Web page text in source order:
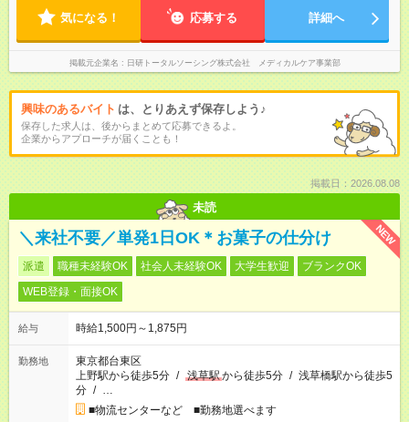
気になる！ 応募する 詳細へ
掲載元企業名 日研トータルソーシング株式会社 メディカルケア事業部
興味のあるバイト は、とりあえず保存しよう♪
保存した求人は、後からまとめて応募できるよ。
企業からアプローチが届くことも！
掲載日：2026.08.08
未読
NEW
＼来社不要／単発1日OK＊お菓子の仕分け
派遣 職種未経験OK 社会人未経験OK 大学生歓迎
ブランクOK
WEB登録・面接OK
給与 時給1,500円～1,875円
勤務地
東京都台東区
上野駅から徒歩5分 / 浅草駅から徒歩5分 / 浅草橋駅から徒歩5
分 / …
■物流センターなど ■勤務地選べます